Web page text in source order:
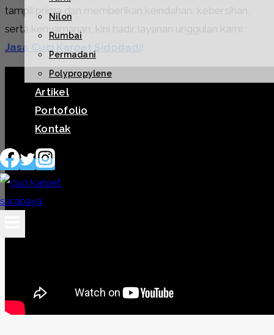
Nilon
Rumbai
Permadani
Polypropylene
Artikel
Portofolio
Kontak
tampil prima dan memberikan keindahan, kebersihan,
serta kenyamanan, kini hadir layanan unggulan kami:
Jasa Cuci Karpet Sidodadi !